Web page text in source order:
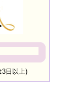
3日以上)